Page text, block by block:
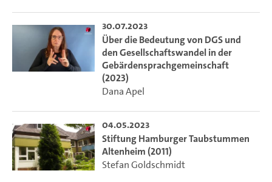
30.07.2023
Über die Bedeutung von DGS und
den Gesellschaftswandel in der
Gebärdensprachgemeinschaft
(2023)
Dana Apel
04.05.2023
Stiftung Hamburger Taubstummen
Altenheim (2011)
Stefan Goldschmidt